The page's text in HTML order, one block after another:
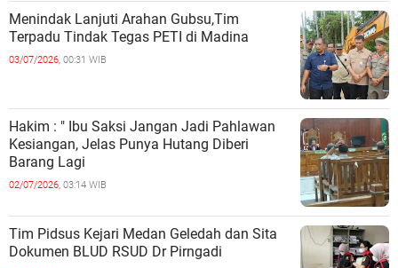
Menindak Lanjuti Arahan Gubsu,Tim
Terpadu Tindak Tegas PETI di Madina
03/07/2026, 00:31 WIB
Hakim : " Ibu Saksi Jangan Jadi Pahlawan
Kesiangan, Jelas Punya Hutang Diberi
Barang Lagi
02/07/2026, 03:14 WIB
Tim Pidsus Kejari Medan Geledah dan Sita
Dokumen BLUD RSUD Dr Pirngadi